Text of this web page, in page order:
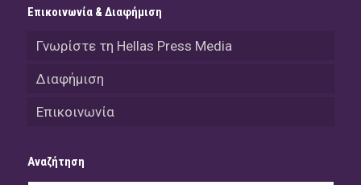
Επικοινωνία & Διαφήμιση
Γνωρίστε τη Hellas Press Media
Διαφήμιση
Επικοινωνία
Αναζήτηση